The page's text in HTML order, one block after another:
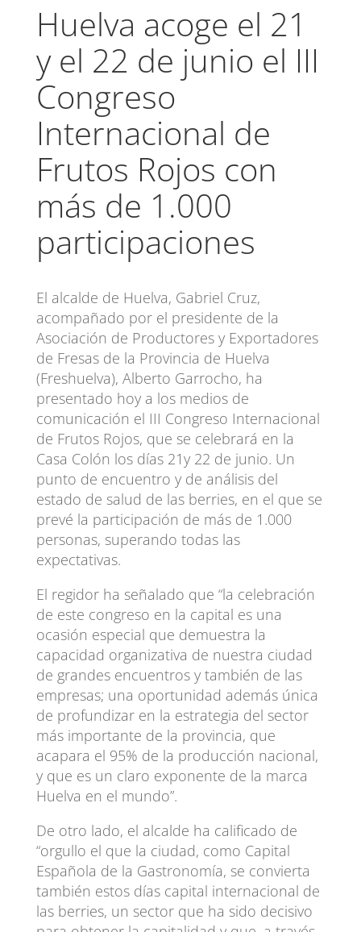
Huelva acoge el 21
y el 22 de junio el III
Congreso
Internacional de
Frutos Rojos con
más de 1.000
participaciones
El alcalde de Huelva, Gabriel Cruz,
acompañado por el presidente de la
Asociación de Productores y Exportadores
de Fresas de la Provincia de Huelva
(Freshuelva), Alberto Garrocho, ha
presentado hoy a los medios de
comunicación el III Congreso Internacional
de Frutos Rojos, que se celebrará en la
Casa Colón los días 21y 22 de junio. Un
punto de encuentro y de análisis del
estado de salud de las berries, en el que se
prevé la participación de más de 1.000
personas, superando todas las
expectativas.
El regidor ha señalado que “la celebración
de este congreso en la capital es una
ocasión especial que demuestra la
capacidad organizativa de nuestra ciudad
de grandes encuentros y también de las
empresas; una oportunidad además única
de profundizar en la estrategia del sector
más importante de la provincia, que
acapara el 95% de la producción nacional,
y que es un claro exponente de la marca
Huelva en el mundo”.
De otro lado, el alcalde ha calificado de
“orgullo el que la ciudad, como Capital
Española de la Gastronomía, se convierta
también estos días capital internacional de
las berries, un sector que ha sido decisivo